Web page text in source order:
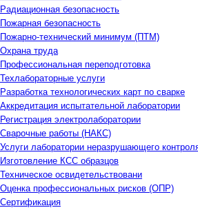
Радиационная безопасность
Пожарная безопасность
Пожарно-технический минимум (ПТМ)
Охрана труда
Профессиональная переподготовка
Техлабораторные услуги
Разработка технологических карт по сварке
Аккредитация испытательной лаборатории
Регистрация электролаборатории
Сварочные работы (НАКС)
Услуги лаборатории неразрушающего
Изготовление КСС образцов
Техническое освидетельствовани
Оценка профессиональных рисков (ОПР)
Сертификация